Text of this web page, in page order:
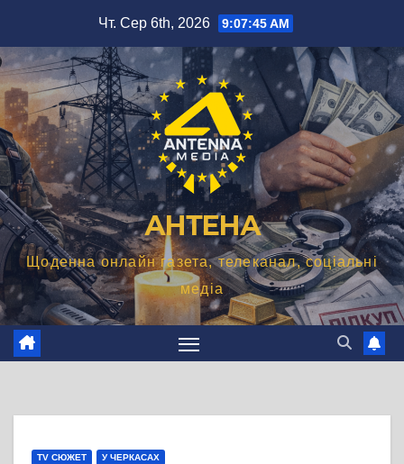
вмісту
Чт. Сер 6th, 2026 9:07:46 AM
АНТЕНА
Щоденна онлайн газета, телеканал, соціальні
медіа
TV СЮЖЕТ У ЧЕРКАСАХ